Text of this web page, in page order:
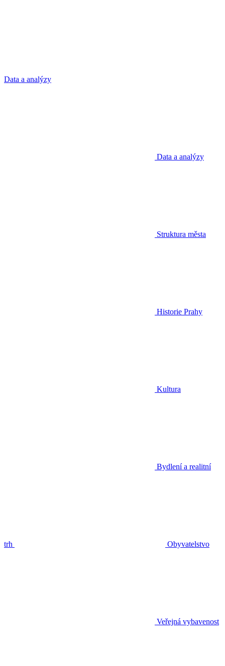
Data a analýzy
Data a analýzy
Struktura města
Historie Prahy
Kultura
Bydlení a realitní
trh Obyvatelstvo
Veřejná vybavenost